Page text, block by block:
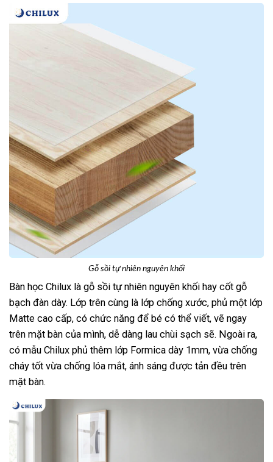
Gỗ sồi tự nhiên nguyên khối
Bàn học Chilux là gỗ sồi tự nhiên nguyên khối hay cốt gỗ
bạch đàn dày. Lớp trên cùng là lớp chống xước, phủ một lớp
Matte cao cấp, có chức năng để bé có thể viết, vẽ ngay
trên mặt bàn của mình, dễ dàng lau chùi sạch sẽ. Ngoài ra,
có mẫu Chilux phủ thêm lớp Formica dày 1mm, vừa chống
cháy tốt vừa chống lóa mắt, ánh sáng được tản đều trên
mặt bàn.